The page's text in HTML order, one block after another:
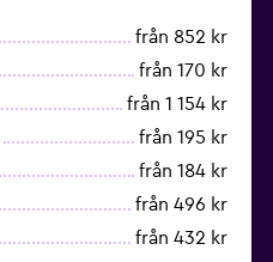
från 852 kr
från 170 kr
från 1 154 kr
från 195 kr
från 184 kr
från 496 kr
från 432 kr